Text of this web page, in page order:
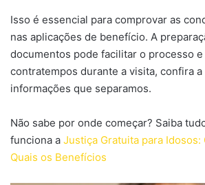
Isso é essencial para comprovar as
nas aplicações de benefício. A
documentos pode facilitar o processo
contratempos durante a visita, confira a
informações que separamos.
Não sabe por onde começar? Saiba
funciona a Justiça Gratuita para
Quais os Benefícios